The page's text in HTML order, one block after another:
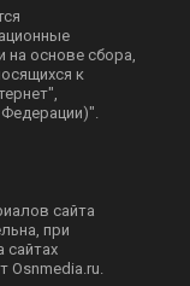
на основе сбора,
к
сайта
при
сайтах
Оsnmedia.ru.